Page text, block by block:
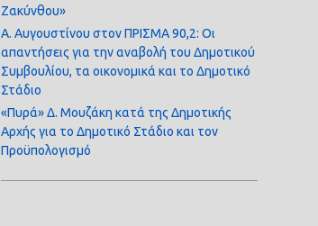
Ζακύνθου»
Α. Αυγουστίνου στον ΠΡΙΣΜΑ 90,2: Οι
απαντήσεις για την αναβολή του Δημοτικού
Συμβουλίου, τα οικονομικά και το Δημοτικό
Στάδιο
«Πυρά» Δ. Μουζάκη κατά της Δημοτικής
Αρχής για το Δημοτικό Στάδιο και τον
Προϋπολογισμό